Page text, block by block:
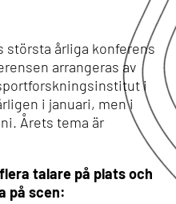
största årliga konferens
arrangeras av
i
i januari, men i
Årets tema är
talare på plats och
på scen: